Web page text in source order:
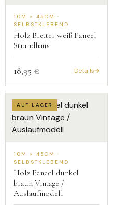
10M × 45CM ·
SELBSTKLEBEND
Holz Bretter weiß Paneel
Strandhaus
18,95 € Details
AUF LAGER
10M × 45CM ·
SELBSTKLEBEND
Holz Paneel dunkel
braun Vintage /
Auslaufmodell